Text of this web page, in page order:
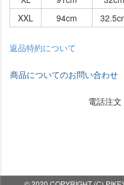
XXL
94cm
返品特約について
商品についてのお問い合わせ
電話注文